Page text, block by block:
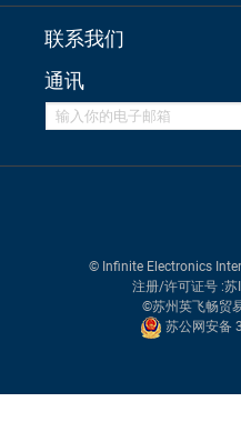
联系我们
通讯
© Infinite Electronics
注册/许可证号 :
©苏州英飞畅贸
苏公网安备